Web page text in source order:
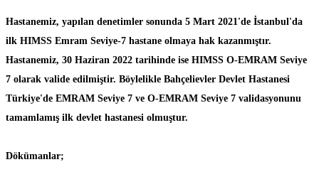
Hastanemiz, yapılan denetimler sonunda 5 Mart 2021'de İstanbul'da
ilk HIMSS Emram Seviye-7 hastane olmaya hak kazanmıştır.
Hastanemiz, 30 Haziran 2022 tarihinde ise HIMSS O-EMRAM Seviye
7 olarak valide edilmiştir. Böylelikle Bahçelievler Devlet Hastanesi
Türkiye'de EMRAM Seviye 7 ve O-EMRAM Seviye 7 validasyonunu
tamamlamış ilk devlet hastanesi olmuştur.
Dökümanlar;